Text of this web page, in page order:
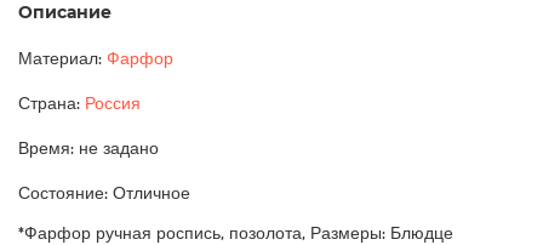
Описание
Материал: Фарфор
Страна: Россия
Время: не задано
Состояние: Отличное
*Фарфор ручная роспись, позолота, Размеры: Блюдце